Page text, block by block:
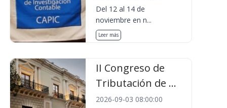
Del 12 al 14 de
noviembre en n...
Leer más
II Congreso de
Tributación de ...
2026-09-03 08:00:00